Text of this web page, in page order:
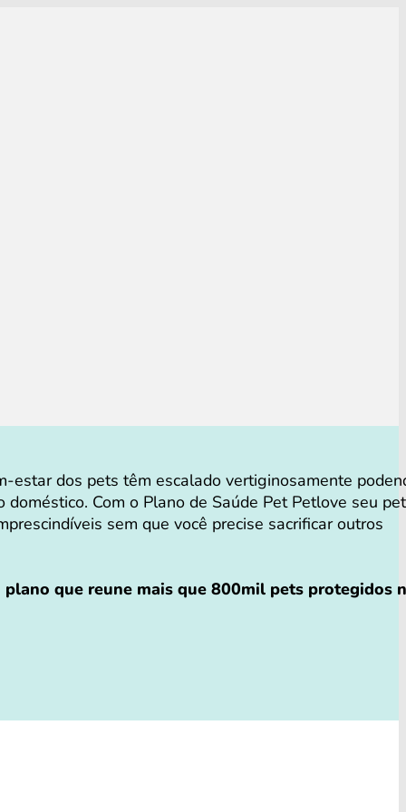
estar dos pets têm escalado vertiginosamente
doméstico. Com o Plano de Saúde Pet Petlove seu pet
sem que você precise sacrificar outros
plano que reune mais que 800mil pets protegidos